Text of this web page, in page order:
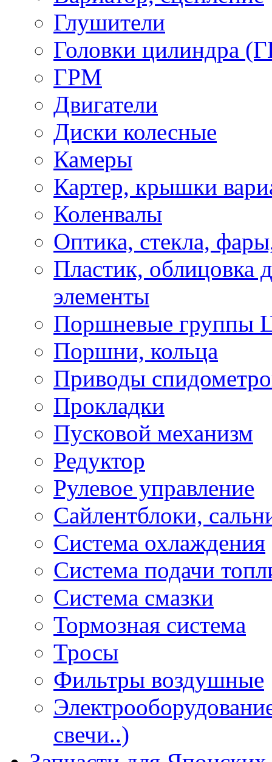
Глушители
Головки цилиндра
ГРМ
Двигатели
Диски колесные
Камеры
Картер, крышки
Коленвалы
Оптика, стекла,
Пластик, облицовка
элементы
Поршневые группы
Поршни, кольца
Приводы
Прокладки
Пусковой механизм
Редуктор
Рулевое управление
Сайлентблоки,
Система охлаждения
Система подачи
Система смазки
Тормозная система
Тросы
Фильтры воздушные
свечи..)